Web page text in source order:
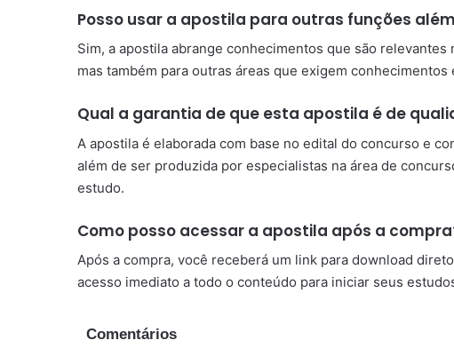
Posso usar a apostila para outras funções
Sim, a apostila abrange conhecimentos que são relevantes
mas também para outras áreas que exigem
Qual a garantia de que esta apostila é de
A apostila é elaborada com base no edital do concurso e
além de ser produzida por especialistas na área de
estudo.
Como posso acessar a apostila após a
Após a compra, você receberá um link para download
acesso imediato a todo o conteúdo para iniciar seus
Comentários